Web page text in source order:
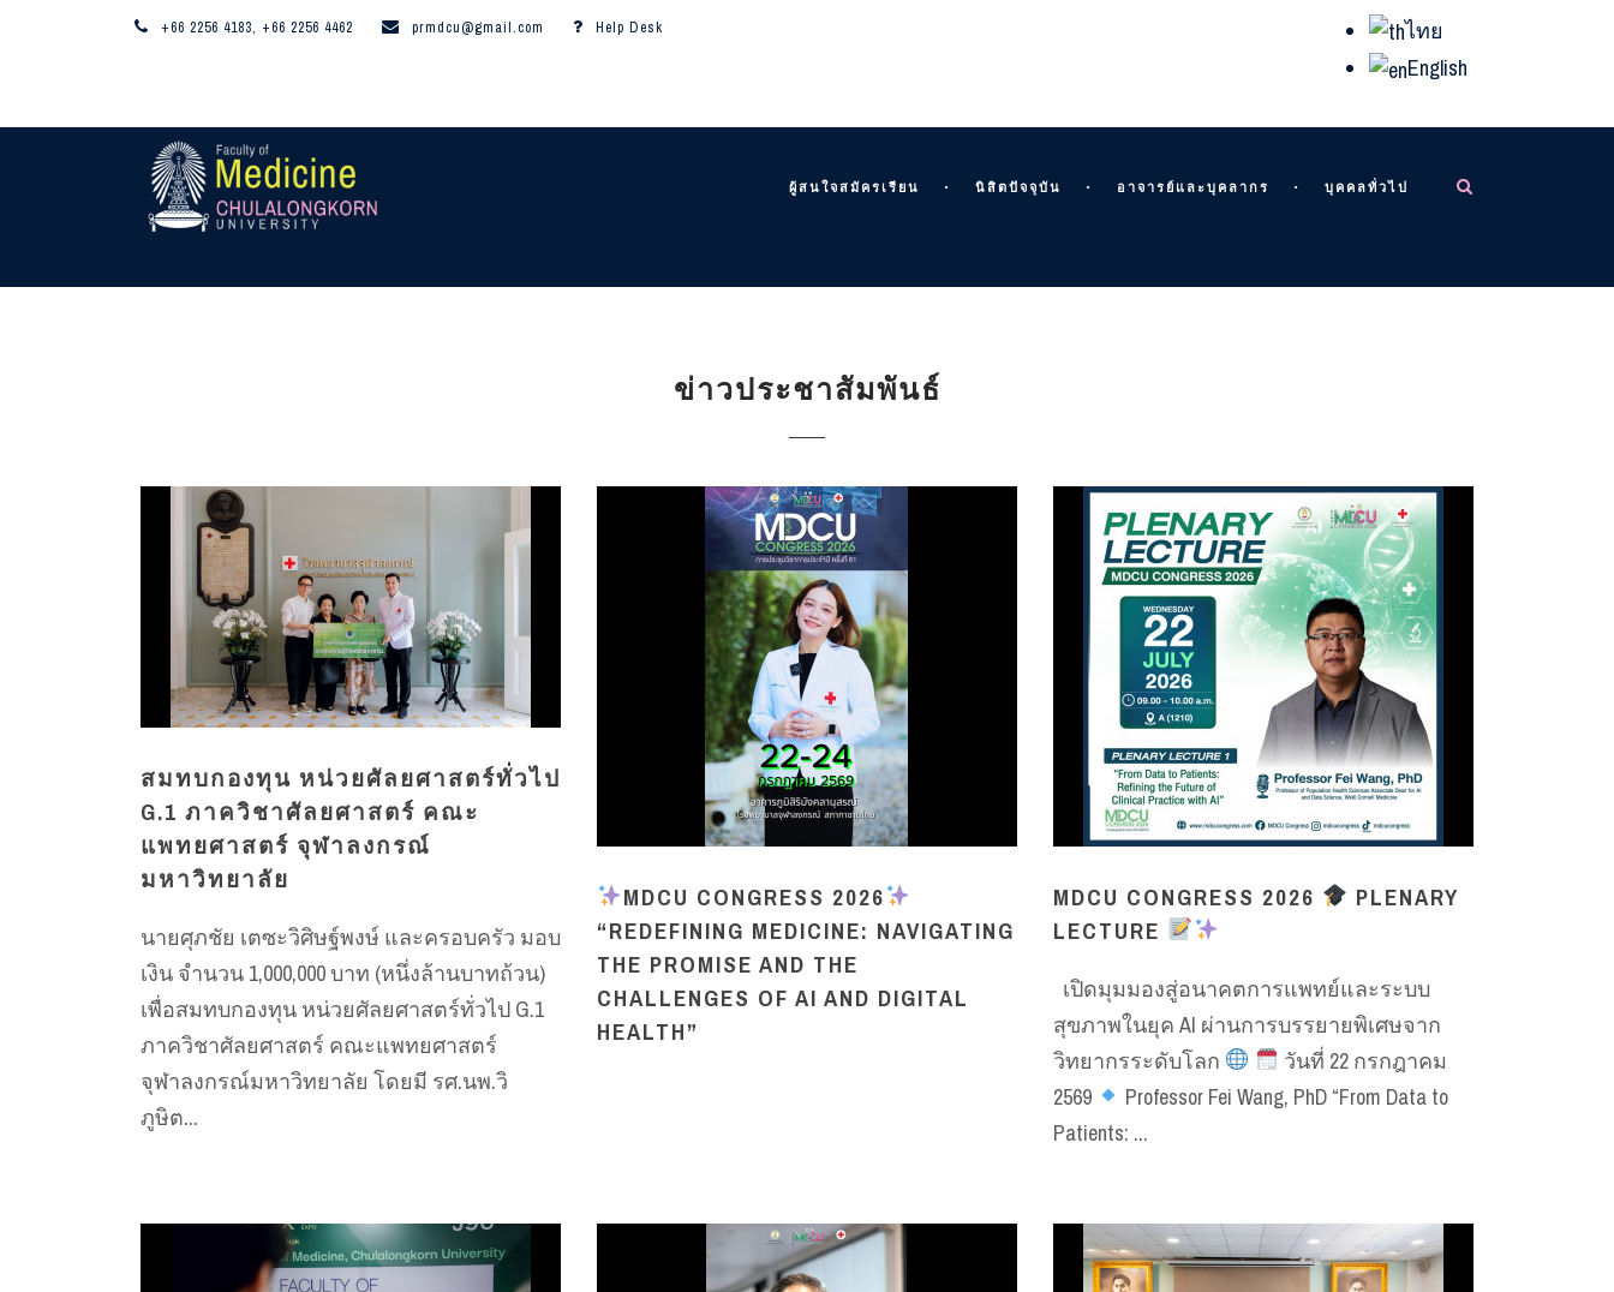
+66 2256 4183, +66 2256 4462 prmdcu@gmail.com Help Desk
ไทย
English
ผู้สนใจสมัครเรียน นิสิตปัจจุบัน อาจารย์และบุคลากร บุคคลทั่วไป
ข่าวประชาสัมพันธ์
สมทบกองทุน หน่วยศัลยศาสตร์ทั่วไป
G.1 ภาควิชาศัลยศาสตร์ คณะ
แพทยศาสตร์ จุฬาลงกรณ์
มหาวิทยาลัย
นายศุภชัย เตซะวิศิษฐ์พงษ์ และครอบครัว มอบ
เงิน จำนวน 1,000,000 บาท (หนึ่งล้านบาทถ้วน)
เพื่อสมทบกองทุน หน่วยศัลยศาสตร์ทั่วไป G.1
ภาควิชาศัลยศาสตร์ คณะแพทยศาสตร์
จุฬาลงกรณ์มหาวิทยาลัย โดยมี รศ.นพ.วิ
ภูษิต...
MDCU CONGRESS 2026
“REDEFINING MEDICINE: NAVIGATING
THE PROMISE AND THE
CHALLENGES OF AI AND DIGITAL
HEALTH”
MDCU CONGRESS 2026
PLENARY
LECTURE
เปิดมุมมองสู่อนาคตการแพทย์และระบบ
สุขภาพในยุค AI ผ่านการบรรยายพิเศษจาก
วิทยากรระดับโลก
️ วันที่ 22 กรกฎาคม
2569
Professor Fei Wang, PhD “From Data to
Patients: ...